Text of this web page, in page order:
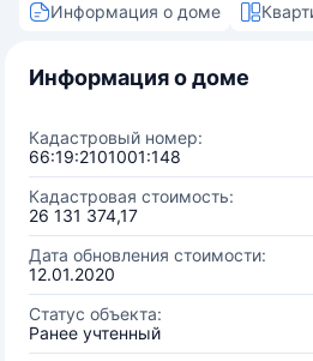
Информация о доме
Информация о доме
Кадастровый номер:
66:19:2101001:148
Кадастровая стоимость:
26 131 374,17
Дата обновления стоимости:
12.01.2020
Статус объекта:
Ранее учтенный